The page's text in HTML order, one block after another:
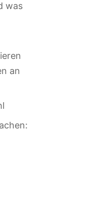
was
an